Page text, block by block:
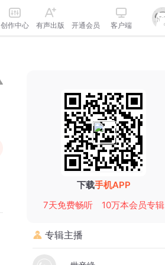
创作中心 有声出版 开通会员 客户端
下载手机APP
7天免费畅听
10万本会员专辑
专辑主播